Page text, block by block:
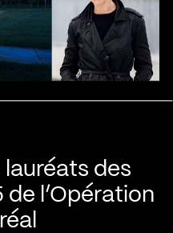
des
l’Opération